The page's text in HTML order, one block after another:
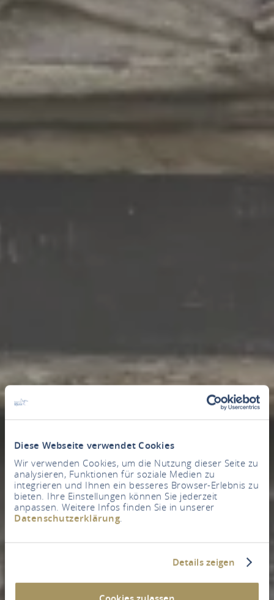
Diese Webseite verwendet Cookies
Wir verwenden Cookies, um die Nutzung dieser Seite zu
analysieren, Funktionen für soziale Medien zu
integrieren und Ihnen ein besseres Browser-Erlebnis zu
bieten. Ihre Einstellungen können Sie jederzeit
anpassen. Weitere Infos finden Sie in unserer
Datenschutzerklärung.
Details zeigen